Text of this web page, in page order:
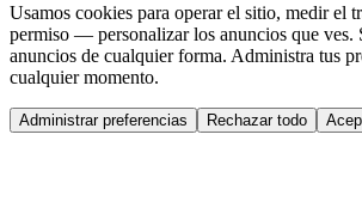
Usamos cookies para operar el sitio, medir el
permiso — personalizar los anuncios que ves.
anuncios de cualquier forma. Administra tus
cualquier momento.
Administrar preferencias Rechazar todo